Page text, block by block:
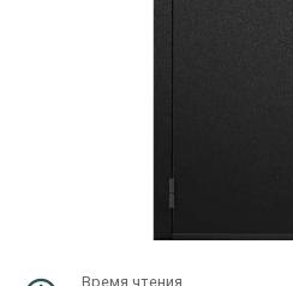
Время чтения